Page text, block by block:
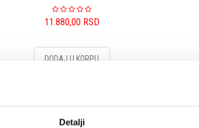
Detalji
11.880,00 RSD
DODAJ U KORPU
NEWSLETTER!